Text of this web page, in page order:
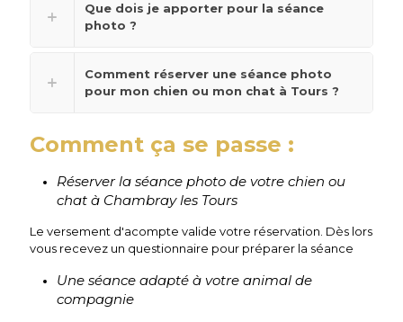
Que dois je apporter pour la séance
photo ?
Comment réserver une séance photo
pour mon chien ou mon chat à Tours ?
Comment ça se passe :
Réserver la séance photo de votre chien ou
chat à Chambray les Tours
Le versement d'acompte valide votre réservation. Dès lors
vous recevez un questionnaire pour préparer la séance
Une séance adapté à votre animal de
compagnie